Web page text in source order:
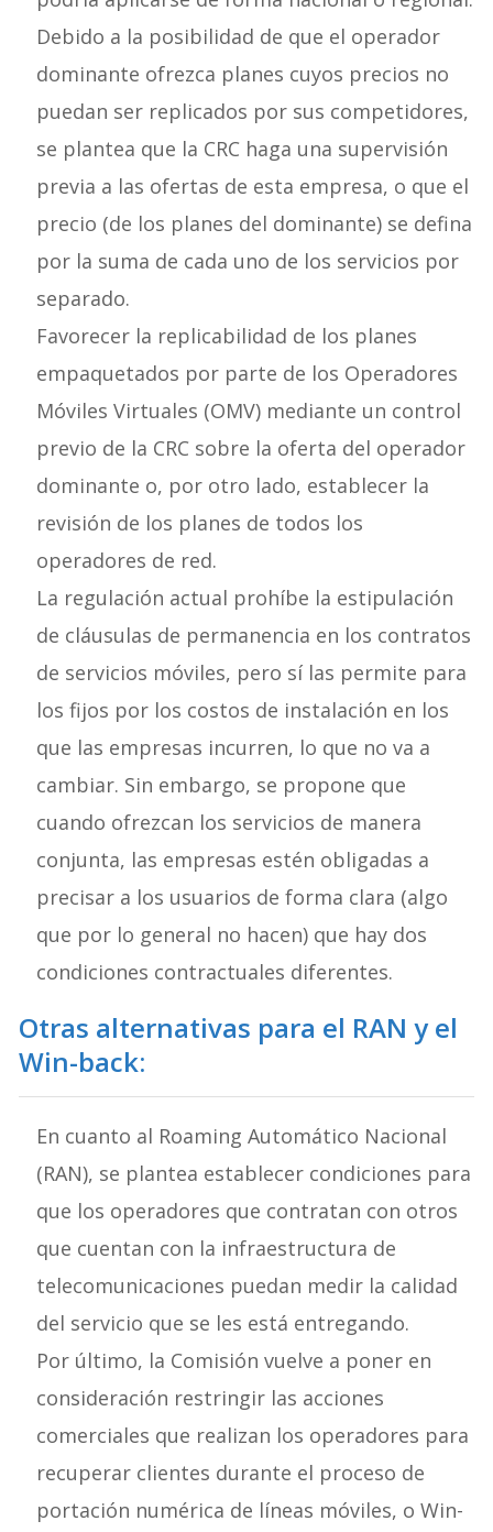
Debido a la posibilidad de que el operador
dominante ofrezca planes cuyos precios no
puedan ser replicados por sus competidores,
se plantea que la CRC haga una supervisión
previa a las ofertas de esta empresa, o que el
precio (de los planes del dominante) se defina
por la suma de cada uno de los servicios por
separado.
Favorecer la replicabilidad de los planes
empaquetados por parte de los Operadores
Móviles Virtuales (OMV) mediante un control
previo de la CRC sobre la oferta del operador
dominante o, por otro lado, establecer la
revisión de los planes de todos los
operadores de red.
La regulación actual prohíbe la estipulación
de cláusulas de permanencia en los contratos
de servicios móviles, pero sí las permite para
los fijos por los costos de instalación en los
que las empresas incurren, lo que no va a
cambiar. Sin embargo, se propone que
cuando ofrezcan los servicios de manera
conjunta, las empresas estén obligadas a
precisar a los usuarios de forma clara (algo
que por lo general no hacen) que hay dos
condiciones contractuales diferentes.
Otras alternativas para el RAN y el
Win-back:
En cuanto al Roaming Automático Nacional
(RAN), se plantea establecer condiciones para
que los operadores que contratan con otros
que cuentan con la infraestructura de
telecomunicaciones puedan medir la calidad
del servicio que se les está entregando.
Por último, la Comisión vuelve a poner en
consideración restringir las acciones
comerciales que realizan los operadores para
recuperar clientes durante el proceso de
portación numérica de líneas móviles, o Win-